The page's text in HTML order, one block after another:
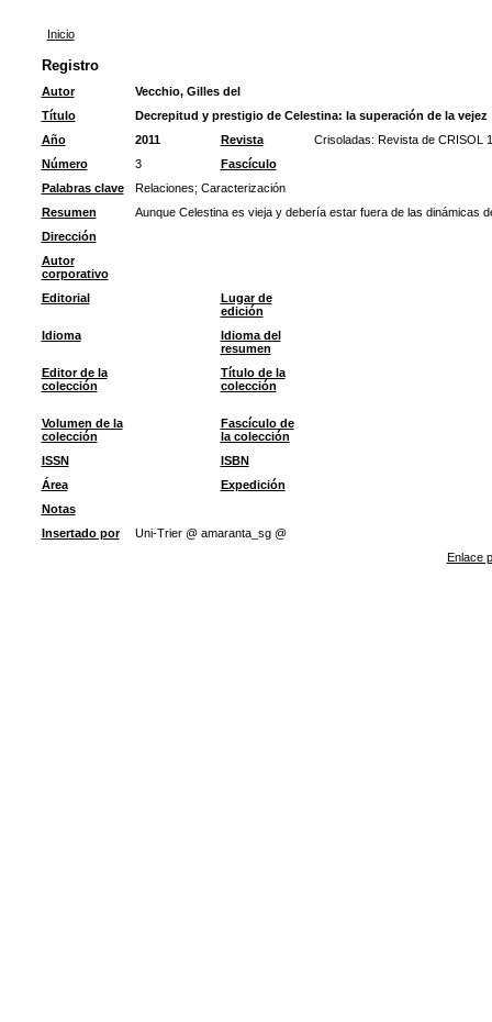
Inicio
Registro
Autor
Vecchio, Gilles del
Título
Decrepitud y prestigio de Celestina: la superación de la vejez
Año
2011 Revista
Crisoladas: Revista de CRISOL
Número
3
Fascículo
Palabras clave
Relaciones; Caracterización
Resumen
Aunque Celestina es vieja y debería estar fuera de las dinámicas
Dirección
Autor
corporativo
Editorial
Lugar de
edición
Idioma
Idioma del
resumen
Editor de la
colección
Título de la
colección
Volumen de la
colección
Fascículo de
la colección
ISSN
ISBN
Área
Expedición
Notas
Insertado por
Uni-Trier @ amaranta_sg @
Enlace